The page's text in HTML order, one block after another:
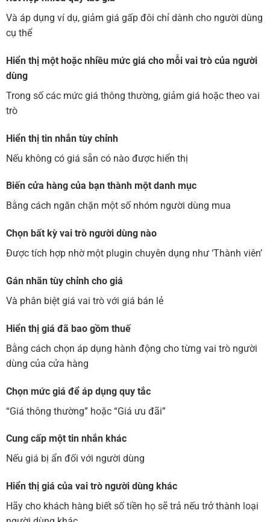
Và áp dụng ví dụ, giảm giá gấp đôi chỉ dành cho người dùng
cụ thể
Hiển thị một hoặc nhiều mức giá cho mỗi vai trò của người
dùng
Trong số các mức giá thông thường, giảm giá hoặc theo vai
trò
Hiển thị tin nhắn tùy chỉnh
Nếu không có giá sẵn có nào được hiển thị
Biến cửa hàng của bạn thành một danh mục
Bằng cách ngăn chặn một số nhóm người dùng mua
Chọn bất kỳ vai trò người dùng nào
Được tích hợp nhờ một plugin chuyên dụng như ‘Thành viên’
Gán nhãn tùy chỉnh cho giá
Và phân biệt giá vai trò với giá bán lẻ
Hiển thị giá đã bao gồm thuế
Bằng cách chọn áp dụng hành động cho từng vai trò người
dùng của cửa hàng
Chọn mức giá để áp dụng quy tắc
“Giá thông thường” hoặc “Giá ưu đãi”
Cung cấp một tin nhắn khác
Nếu giá bị ẩn đối với người dùng
Hiển thị giá của vai trò người dùng khác
Hãy cho khách hàng biết số tiền họ sẽ trả nếu trở thành loại